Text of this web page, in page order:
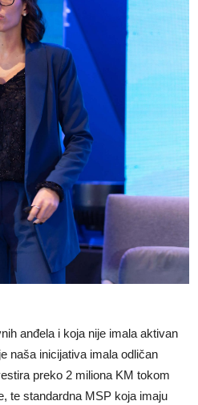
anđela i koja nije imala aktivan
naša inicijativa imala odličan
preko 2 miliona KM tokom
te standardna MSP koja imaju